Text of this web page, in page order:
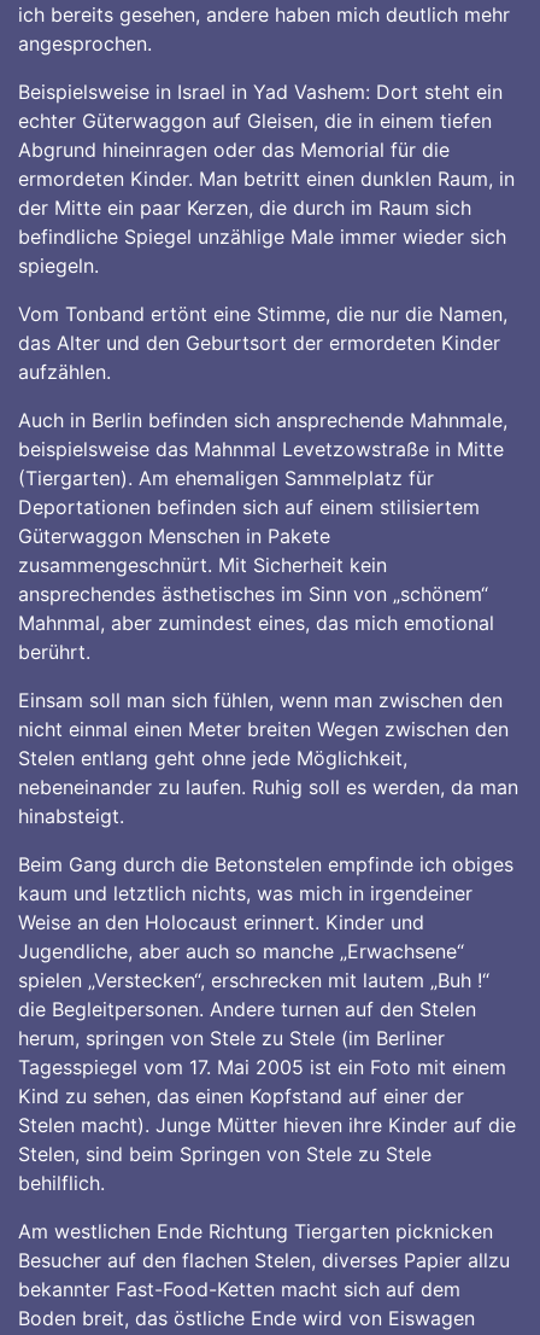
ich bereits gesehen, andere haben mich deutlich mehr
angesprochen.
Beispielsweise in Israel in Yad Vashem: Dort steht ein
echter Güterwaggon auf Gleisen, die in einem tiefen
Abgrund hineinragen oder das Memorial für die
ermordeten Kinder. Man betritt einen dunklen Raum, in
der Mitte ein paar Kerzen, die durch im Raum sich
befindliche Spiegel unzählige Male immer wieder sich
spiegeln.
Vom Tonband ertönt eine Stimme, die nur die Namen,
das Alter und den Geburtsort der ermordeten Kinder
aufzählen.
Auch in Berlin befinden sich ansprechende Mahnmale,
beispielsweise das Mahnmal Levetzowstraße in Mitte
(Tiergarten). Am ehemaligen Sammelplatz für
Deportationen befinden sich auf einem stilisiertem
Güterwaggon Menschen in Pakete
zusammengeschnürt. Mit Sicherheit kein
ansprechendes ästhetisches im Sinn von „schönem“
Mahnmal, aber zumindest eines, das mich emotional
berührt.
Einsam soll man sich fühlen, wenn man zwischen den
nicht einmal einen Meter breiten Wegen zwischen den
Stelen entlang geht ohne jede Möglichkeit,
nebeneinander zu laufen. Ruhig soll es werden, da man
hinabsteigt.
Beim Gang durch die Betonstelen empfinde ich obiges
kaum und letztlich nichts, was mich in irgendeiner
Weise an den Holocaust erinnert. Kinder und
Jugendliche, aber auch so manche „Erwachsene“
spielen „Verstecken“, erschrecken mit lautem „Buh !“
die Begleitpersonen. Andere turnen auf den Stelen
herum, springen von Stele zu Stele (im Berliner
Tagesspiegel vom 17. Mai 2005 ist ein Foto mit einem
Kind zu sehen, das einen Kopfstand auf einer der
Stelen macht). Junge Mütter hieven ihre Kinder auf die
Stelen, sind beim Springen von Stele zu Stele
behilflich.
Am westlichen Ende Richtung Tiergarten picknicken
Besucher auf den flachen Stelen, diverses Papier allzu
bekannter Fast-Food-Ketten macht sich auf dem
Boden breit, das östliche Ende wird von Eiswagen